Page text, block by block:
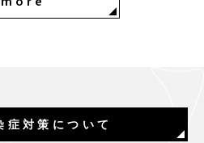
症対策について